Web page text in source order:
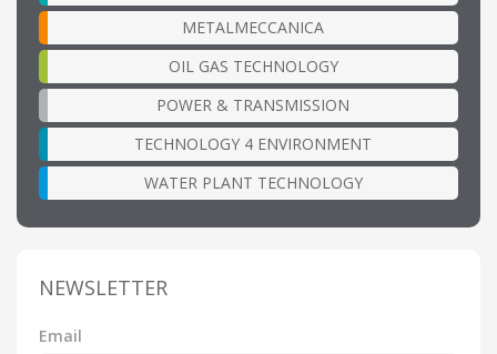
METALMECCANICA
OIL GAS TECHNOLOGY
POWER & TRANSMISSION
TECHNOLOGY 4 ENVIRONMENT
WATER PLANT TECHNOLOGY
NEWSLETTER
Email